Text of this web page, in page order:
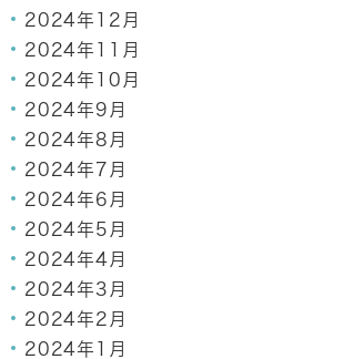
2024年12月
2024年11月
2024年10月
2024年9月
2024年8月
2024年7月
2024年6月
2024年5月
2024年4月
2024年3月
2024年2月
2024年1月